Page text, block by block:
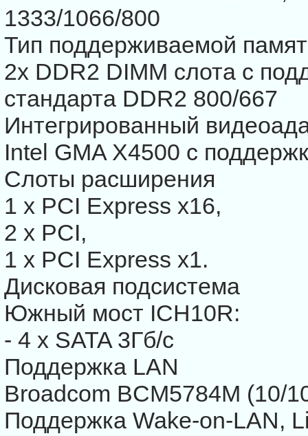
1333/1066/800
Тип поддерживаемой
2x DDR2 DIMM слота с
стандарта DDR2 800/667
Интегрированный
Intel GMA X4500 с
Слоты расширения
1 x PCI Express x16,
2 x PCI,
1 x PCI Express x1.
Дисковая подсистема
Южный мост ICH10R:
- 4 x SATA 3Гб/с
Поддержка LAN
Broadcom BCM5784M (10/
Поддержка Wake-on-LAN,